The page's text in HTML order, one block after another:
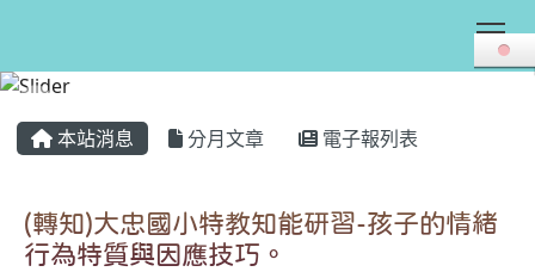
本站消息 分月文章 電子報列表
(轉知)大忠國小特教知能研習-孩子的情緒
行為特質與因應技巧。